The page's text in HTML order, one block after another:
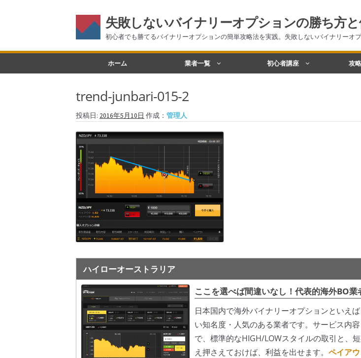
失敗しないバイナリーオプションの勝ち方
初心者でも勝てるバイナリーオプションの簡単攻略法を実践。失敗しないバイナリーオ
ナ
ー
ョ
ン
へ
キ
ッ
プ
コ
ン
へ
ス
キ
プ
ホーム 業者一覧 初心者講座 攻
trend-junbari-015-2
投稿日: 2016年5月10日 作成： 管理人
ハイローオーストラリア
ここを選べば間違いなし！代表的海外BO業
日本国内で海外バイナリーオプションといえ
い知名度・人気のある業者です。サービス内
で、標準的なHIGH/LOWスタイルの取引と、
え押さえておけば、利益を出せます。 ペイアウ